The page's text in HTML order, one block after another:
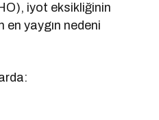
iyot eksikliğinin
en yaygın nedeni